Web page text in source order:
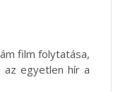
film folytatása,
egyetlen hír a